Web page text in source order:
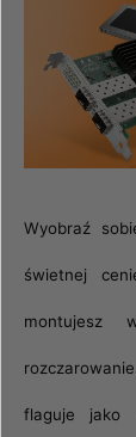
Wyobraź
świetnej
montujesz
flaguje jako